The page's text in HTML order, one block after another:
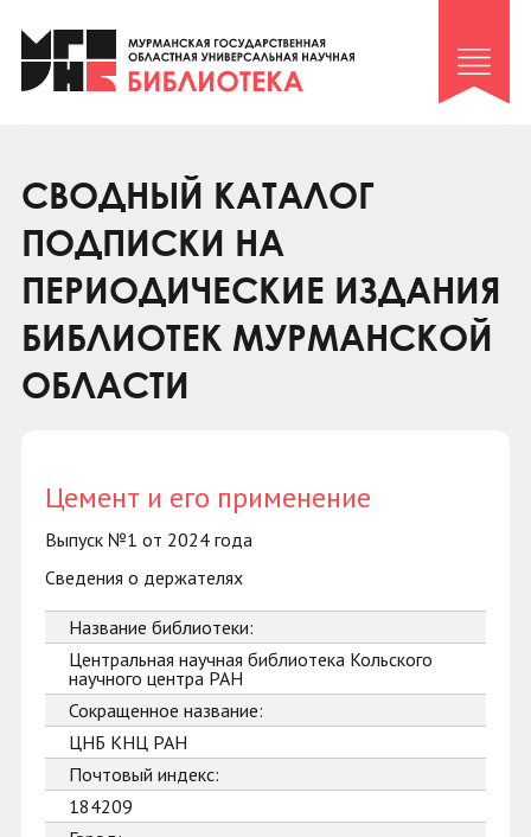
Клуб «Гиря и сельдерей»
Клуб «Семейный архив»
Коллегам
Контакты
СВОДНЫЙ КАТАЛОГ
ПОДПИСКИ НА
ПЕРИОДИЧЕСКИЕ ИЗДАНИЯ
БИБЛИОТЕК МУРМАНСКОЙ
ОБЛАСТИ
Цемент и его применение
Выпуск №1 от 2024 года
Сведения о держателях
Название библиотеки:
Центральная научная библиотека Кольского
научного центра РАН
Сокращенное название:
ЦНБ КНЦ РАН
Почтовый индекс:
184209